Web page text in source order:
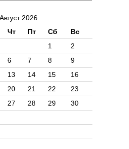
Август 2026
Чт Пт Сб Вс
1
2
6 7 8
9
13 14 15
16
20 21 22
23
27 28 29
30